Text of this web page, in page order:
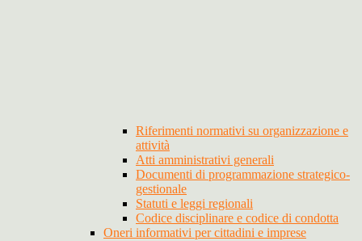
Riferimenti normativi su organizzazione e
attività
Atti amministrativi generali
Documenti di programmazione strategico-
gestionale
Statuti e leggi regionali
Codice disciplinare e codice di condotta
Oneri informativi per cittadini e imprese